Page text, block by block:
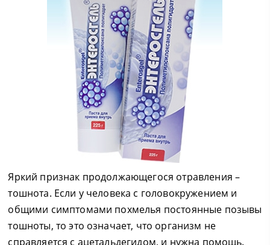
Яркий признак продолжающегося отравления –
тошнота. Если у человека с головокружением и
общими симптомами похмелья постоянные позывы
тошноты, то это означает, что организм не
справляется с ацетальдегидом, и нужна помощь.